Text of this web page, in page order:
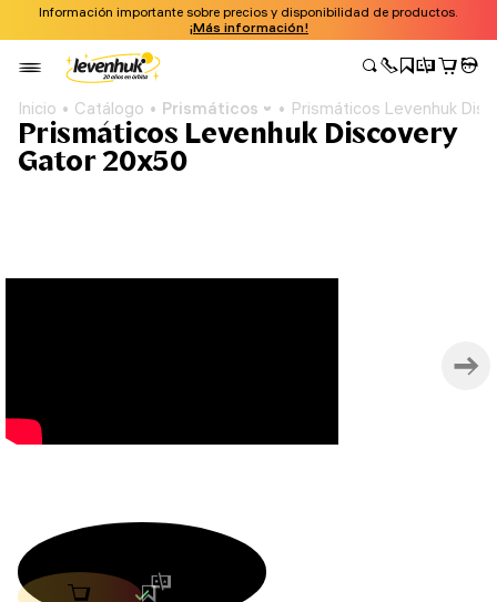
Información importante sobre precios y disponibilidad de productos.
¡Más información!
Inicio Catálogo Prismáticos Prismáticos Levenhuk
Prismáticos Levenhuk Discovery
Gator 20x50